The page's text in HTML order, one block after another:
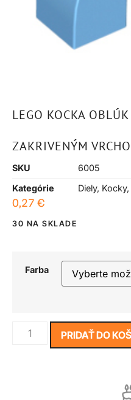
LEGO KOCKA
ZAKRIVENÝM
SKU
6005
Kategórie
Diely, Kocky,
0,27 €
30 NA SKLADE
Farba
PRIDAŤ DO